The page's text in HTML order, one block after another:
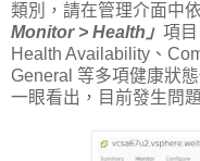
類別，請在管理介面中
Monitor > Health」 項
Health Availability、
General 等多項健康狀
一眼看出，目前發生問